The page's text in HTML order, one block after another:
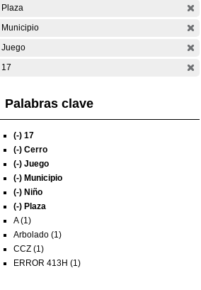
Plaza
Municipio
Juego
17
Palabras clave
(-) 17
(-) Cerro
(-) Juego
(-) Municipio
(-) Niño
(-) Plaza
A (1)
Arbolado (1)
CCZ (1)
ERROR 413H (1)